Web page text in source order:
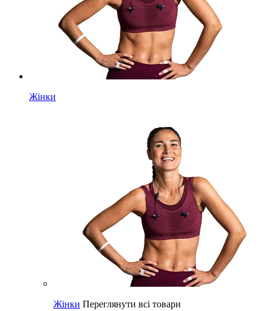
Жінки
Жінки Переглянути всі товари